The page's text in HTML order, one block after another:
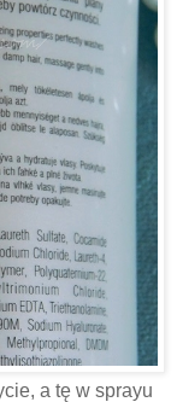
a tę w sprayu